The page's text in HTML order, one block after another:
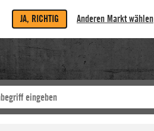
JA, RICHTIG Anderen Markt wählen